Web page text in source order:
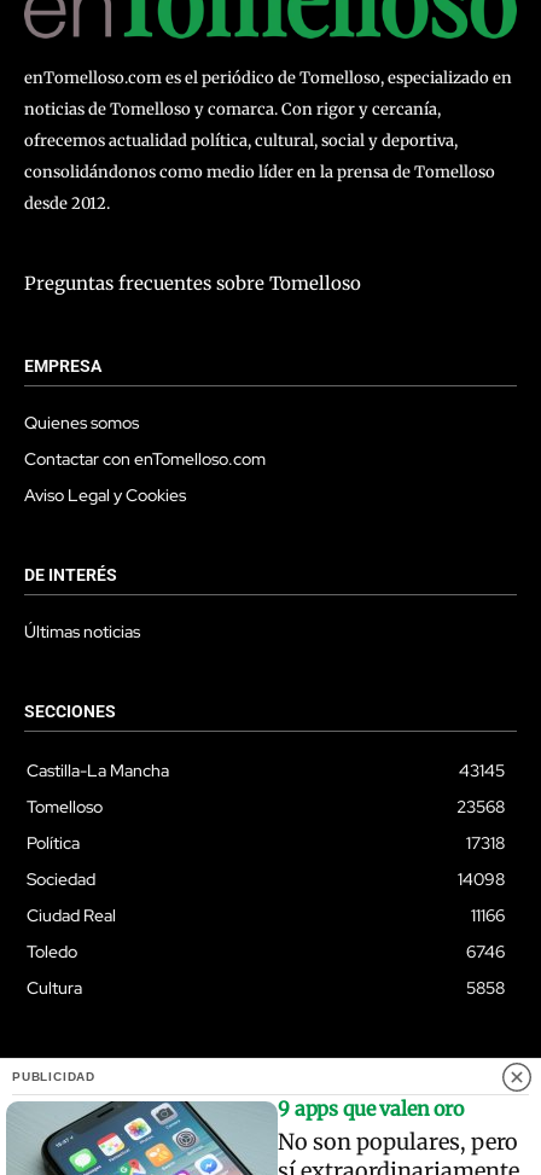
enTomelloso.com es el periódico de Tomelloso, especializado en
noticias de Tomelloso y comarca. Con rigor y cercanía,
ofrecemos actualidad política, cultural, social y deportiva,
consolidándonos como medio líder en la prensa de Tomelloso
desde 2012.
Preguntas frecuentes sobre Tomelloso
EMPRESA
Quienes somos
Contactar con enTomelloso.com
Aviso Legal y Cookies
DE INTERÉS
Últimas noticias
SECCIONES
Castilla-La Mancha
43145
Tomelloso
23568
Política
17318
Sociedad
14098
Ciudad Real
11166
Toledo
6746
Cultura
5858
© Quixoteus
PUBLICIDAD
9 apps que valen oro
No son populares, pero